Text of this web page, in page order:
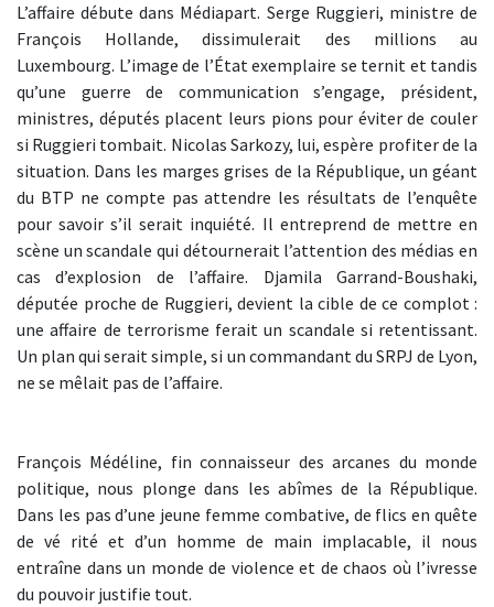
L’affaire débute dans Médiapart. Serge Ruggieri, ministre de
François Hollande, dissimulerait des millions au
Luxembourg. L’image de l’État exemplaire se ternit et tandis
qu’une guerre de communication s’engage, président,
ministres, députés placent leurs pions pour éviter de couler
si Ruggieri tombait. Nicolas Sarkozy, lui, espère profiter de la
situation. Dans les marges grises de la République, un géant
du BTP ne compte pas attendre les résultats de l’enquête
pour savoir s’il serait inquiété. Il entreprend de mettre en
scène un scandale qui détournerait l’attention des médias en
cas d’explosion de l’affaire. Djamila Garrand-Boushaki,
députée proche de Ruggieri, devient la cible de ce complot :
une affaire de terrorisme ferait un scandale si retentissant.
Un plan qui serait simple, si un commandant du SRPJ de Lyon,
ne se mêlait pas de l’affaire.
François Médéline, fin connaisseur des arcanes du monde
politique, nous plonge dans les abîmes de la République.
Dans les pas d’une jeune femme combative, de flics en quête
de vé rité et d’un homme de main implacable, il nous
entraîne dans un monde de violence et de chaos où l’ivresse
du pouvoir justifie tout.